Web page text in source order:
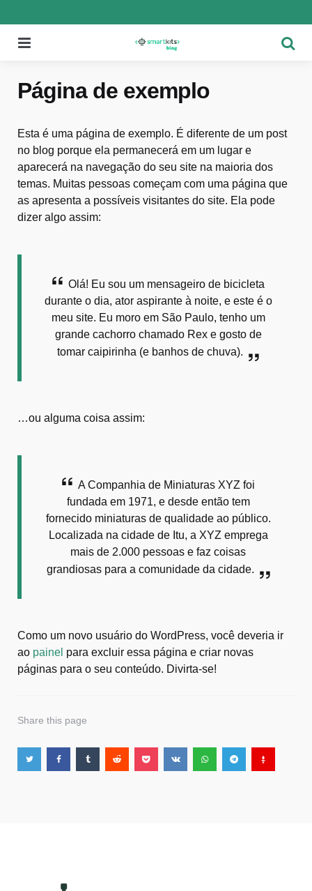
Página de exemplo
Esta é uma página de exemplo. É diferente de um post
no blog porque ela permanecerá em um lugar e
aparecerá na navegação do seu site na maioria dos
temas. Muitas pessoas começam com uma página que
as apresenta a possíveis visitantes do site. Ela pode
dizer algo assim:
Olá! Eu sou um mensageiro de bicicleta
durante o dia, ator aspirante à noite, e este é o
meu site. Eu moro em São Paulo, tenho um
grande cachorro chamado Rex e gosto de
tomar caipirinha (e banhos de chuva).
…ou alguma coisa assim:
A Companhia de Miniaturas XYZ foi
fundada em 1971, e desde então tem
fornecido miniaturas de qualidade ao público.
Localizada na cidade de Itu, a XYZ emprega
mais de 2.000 pessoas e faz coisas
grandiosas para a comunidade da cidade.
Como um novo usuário do WordPress, você deveria ir
ao painel para excluir essa página e criar novas
páginas para o seu conteúdo. Divirta-se!
Share this page